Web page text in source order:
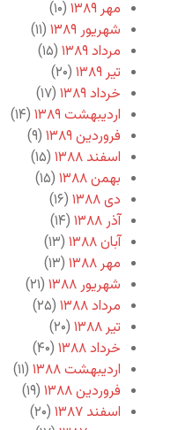
مهر ۱۳۸۹
(۱۰)
شهریور ۱۳۸۹
(۱۱)
مرداد ۱۳۸۹
(۱۵)
تیر ۱۳۸۹
(۲۰)
خرداد ۱۳۸۹
(۱۷)
اردیبهشت ۱۳۸۹
(۱۴)
فروردین ۱۳۸۹
(۹)
اسفند ۱۳۸۸
(۱۵)
بهمن ۱۳۸۸
(۱۵)
دی ۱۳۸۸
(۱۶)
آذر ۱۳۸۸
(۱۴)
آبان ۱۳۸۸
(۱۳)
مهر ۱۳۸۸
(۱۳)
شهریور ۱۳۸۸
(۲۱)
مرداد ۱۳۸۸
(۲۵)
تیر ۱۳۸۸
(۲۰)
خرداد ۱۳۸۸
(۴۰)
اردیبهشت ۱۳۸۸
(۱۱)
فروردین ۱۳۸۸
(۱۹)
اسفند ۱۳۸۷
(۲۰)